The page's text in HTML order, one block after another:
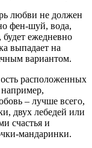
любви не должен
фен-шуй, вода,
будет ежедневно
выпадает на
вариантом.
расположенных
– лучше всего,
двух лебедей или
счастья и
мандаринки.